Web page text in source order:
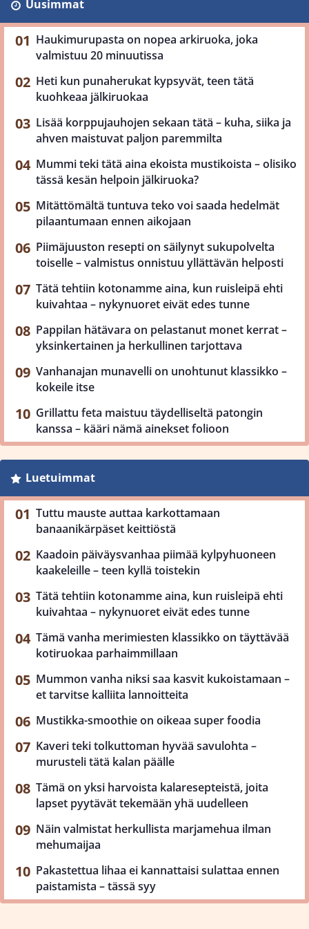
Uusimmat
Haukimurupasta on nopea arkiruoka, joka
valmistuu 20 minuutissa
Heti kun punaherukat kypsyvät, teen tätä
kuohkeaa jälkiruokaa
Lisää korppujauhojen sekaan tätä – kuha, siika ja
ahven maistuvat paljon paremmilta
Mummi teki tätä aina ekoista mustikoista – olisiko
tässä kesän helpoin jälkiruoka?
Mitättömältä tuntuva teko voi saada hedelmät
pilaantumaan ennen aikojaan
Piimäjuuston resepti on säilynyt sukupolvelta
toiselle – valmistus onnistuu yllättävän helposti
Tätä tehtiin kotonamme aina, kun ruisleipä ehti
kuivahtaa – nykynuoret eivät edes tunne
Pappilan hätävara on pelastanut monet kerrat –
yksinkertainen ja herkullinen tarjottava
Vanhanajan munavelli on unohtunut klassikko –
kokeile itse
Grillattu feta maistuu täydelliseltä patongin
kanssa – kääri nämä ainekset folioon
Luetuimmat
Tuttu mauste auttaa karkottamaan
banaanikärpäset keittiöstä
Kaadoin päiväysvanhaa piimää kylpyhuoneen
kaakeleille – teen kyllä toistekin
Tätä tehtiin kotonamme aina, kun ruisleipä ehti
kuivahtaa – nykynuoret eivät edes tunne
Tämä vanha merimiesten klassikko on täyttävää
kotiruokaa parhaimmillaan
Mummon vanha niksi saa kasvit kukoistamaan –
et tarvitse kalliita lannoitteita
Mustikka-smoothie on oikeaa super foodia
Kaveri teki tolkuttoman hyvää savulohta –
murusteli tätä kalan päälle
Tämä on yksi harvoista kalaresepteistä, joita
lapset pyytävät tekemään yhä uudelleen
Näin valmistat herkullista marjamehua ilman
mehumaijaa
Pakastettua lihaa ei kannattaisi sulattaa ennen
paistamista – tässä syy